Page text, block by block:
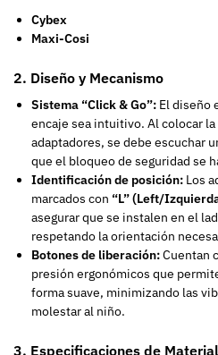
Cybex
Maxi-Cosi
2. Diseño y Mecanismo
Sistema “Click & Go”: El diseño
encaje sea intuitivo. Al colocar
adaptadores, se debe escuchar
que el bloqueo de seguridad se
Identificación de posición: Los
marcados con “L” (Left/
asegurar que se instalen en el
respetando la orientación
Botones de liberación:Cuentan
presión ergonómicos que
forma suave, minimizando las
molestar al niño.
3. Especificaciones de